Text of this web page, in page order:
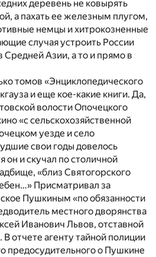
деревень не ковырять
а пахать ее железным плугом,
немцы и хитрокозненные
случая устроить России
Средней Азии, а то и прямо в
томов «Энциклопедического
и еще кое-какие книги. Да,
волости Опочецкого
«с сельскохозяйственной
уезде и село
свои годы довелось
он и скучал по столичной
«близ Святогорского
Присматривал за
Пушкиным «по обязанности
местного дворянства
Иванович Львов, отставной
отчете агенту тайной полиции
предосудительного о Пушкине